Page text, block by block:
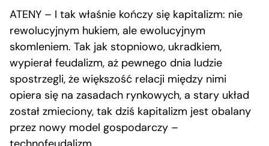
ATENY – I tak właśnie kończy się kapitalizm: nie
rewolucyjnym hukiem, ale ewolucyjnym
skomleniem. Tak jak stopniowo, ukradkiem,
wypierał feudalizm, aż pewnego dnia ludzie
spostrzegli, że większość relacji między nimi
opiera się na zasadach rynkowych, a stary układ
został zmieciony, tak dziś kapitalizm jest obalany
przez nowy model gospodarczy –